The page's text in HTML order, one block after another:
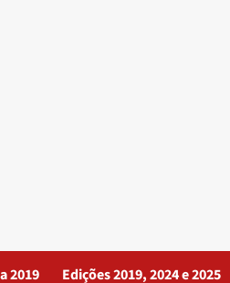
2019 Edições 2019, 2024 e 2025